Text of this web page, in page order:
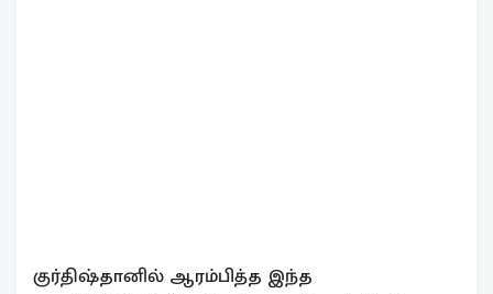
குர்திஷ்தானில் ஆரம்பித்த இந்த